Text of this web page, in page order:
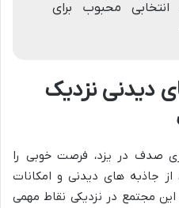
انتخابی محبوب برای
دیدنی نزدیک
صدف در یزد، فرصت خوبی را
از جاذبه های دیدنی و امکانات
مجتمع در نزدیکی نقاط مهمی